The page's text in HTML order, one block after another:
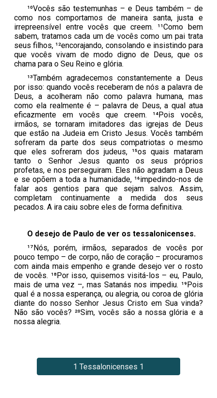
¹⁰Vocês são testemunhas – e Deus também – de
como nos comportamos de maneira santa, justa e
irrepreensível entre vocês que creem. ¹¹Como bem
sabem, tratamos cada um de vocês como um pai trata
seus filhos, ¹²encorajando, consolando e insistindo para
que vocês vivam de modo digno de Deus, que os
chama para o Seu Reino e glória.
¹³Também agradecemos constantemente a Deus
por isso: quando vocês receberam de nós a palavra de
Deus, a acolheram não como palavra humana, mas
como ela realmente é – palavra de Deus, a qual atua
eficazmente em vocês que creem. ¹⁴Pois vocês,
irmãos, se tornaram imitadores das igrejas de Deus
que estão na Judeia em Cristo Jesus. Vocês também
sofreram da parte dos seus compatriotas o mesmo
que eles sofreram dos judeus, ¹⁵os quais mataram
tanto o Senhor Jesus quanto os seus próprios
profetas, e nos perseguiram. Eles não agradam a Deus
e se opõem a toda a humanidade, ¹⁶impedindo-nos de
falar aos gentios para que sejam salvos. Assim,
completam continuamente a medida dos seus
pecados. A ira caiu sobre eles de forma definitiva.
O desejo de Paulo de ver os tessalonicenses.
¹⁷Nós, porém, irmãos, separados de vocês por
pouco tempo – de corpo, não de coração – procuramos
com ainda mais empenho e grande desejo ver o rosto
de vocês. ¹⁸Por isso, quisemos visitá-los – eu, Paulo,
mais de uma vez –, mas Satanás nos impediu. ¹⁹Pois
qual é a nossa esperança, ou alegria, ou coroa de glória
diante do nosso Senhor Jesus Cristo em Sua vinda?
Não são vocês? ²⁰Sim, vocês são a nossa glória e a
nossa alegria.
1 Tessalonicenses 1